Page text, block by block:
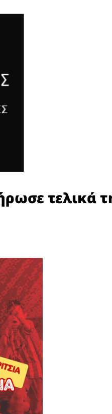
τελικά